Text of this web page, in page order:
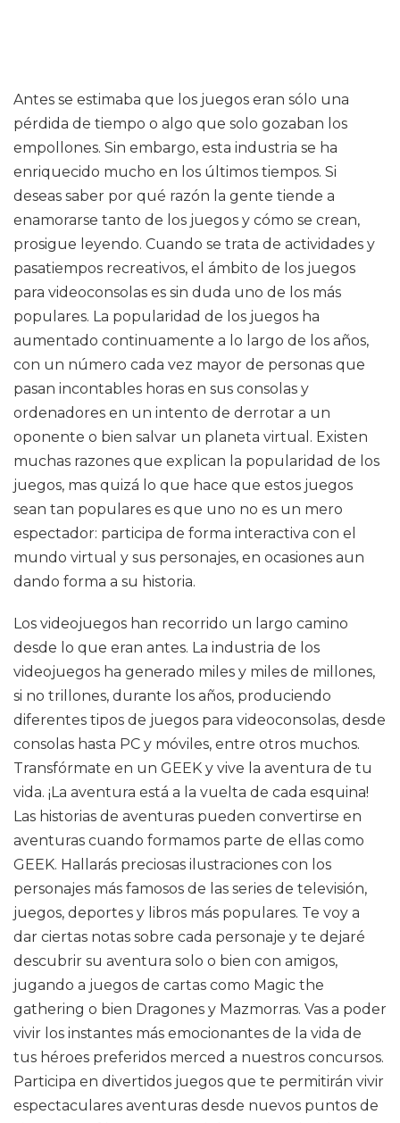
Antes se estimaba que los juegos eran sólo una
pérdida de tiempo o algo que solo gozaban los
empollones. Sin embargo, esta industria se ha
enriquecido mucho en los últimos tiempos. Si
deseas saber por qué razón la gente tiende a
enamorarse tanto de los juegos y cómo se crean,
prosigue leyendo. Cuando se trata de actividades y
pasatiempos recreativos, el ámbito de los juegos
para videoconsolas es sin duda uno de los más
populares. La popularidad de los juegos ha
aumentado continuamente a lo largo de los años,
con un número cada vez mayor de personas que
pasan incontables horas en sus consolas y
ordenadores en un intento de derrotar a un
oponente o bien salvar un planeta virtual. Existen
muchas razones que explican la popularidad de los
juegos, mas quizá lo que hace que estos juegos
sean tan populares es que uno no es un mero
espectador: participa de forma interactiva con el
mundo virtual y sus personajes, en ocasiones aun
dando forma a su historia.
Los videojuegos han recorrido un largo camino
desde lo que eran antes. La industria de los
videojuegos ha generado miles y miles de millones,
si no trillones, durante los años, produciendo
diferentes tipos de juegos para videoconsolas, desde
consolas hasta PC y móviles, entre otros muchos.
Transfórmate en un GEEK y vive la aventura de tu
vida. ¡La aventura está a la vuelta de cada esquina!
Las historias de aventuras pueden convertirse en
aventuras cuando formamos parte de ellas como
GEEK. Hallarás preciosas ilustraciones con los
personajes más famosos de las series de televisión,
juegos, deportes y libros más populares. Te voy a
dar ciertas notas sobre cada personaje y te dejaré
descubrir su aventura solo o bien con amigos,
jugando a juegos de cartas como Magic the
gathering o bien Dragones y Mazmorras. Vas a poder
vivir los instantes más emocionantes de la vida de
tus héroes preferidos merced a nuestros concursos.
Participa en divertidos juegos que te permitirán vivir
espectaculares aventuras desde nuevos puntos de